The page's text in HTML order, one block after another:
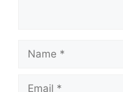
Name
Email